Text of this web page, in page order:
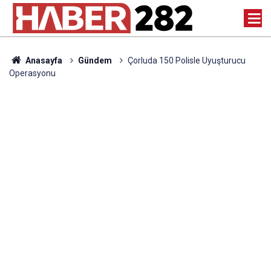
Anasayfa Gündem
Çorluda 150 Polisle Uyuşturucu
Operasyonu